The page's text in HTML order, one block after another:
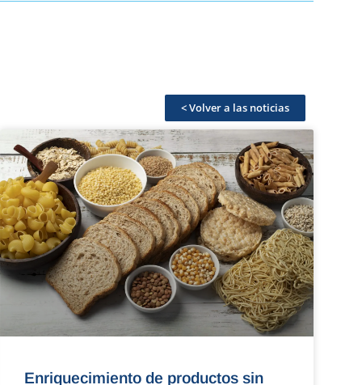
< Volver a las noticias
Enriquecimiento de productos sin